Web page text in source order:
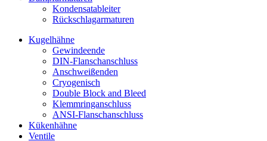
Kondensatableiter
Rückschlagarmaturen
Kugelhähne
Gewindeende
DIN-Flanschanschluss
Anschweißenden
Cryogenisch
Double Block and Bleed
Klemmringanschluss
ANSI-Flanschanschluss
Kükenhähne
Ventile